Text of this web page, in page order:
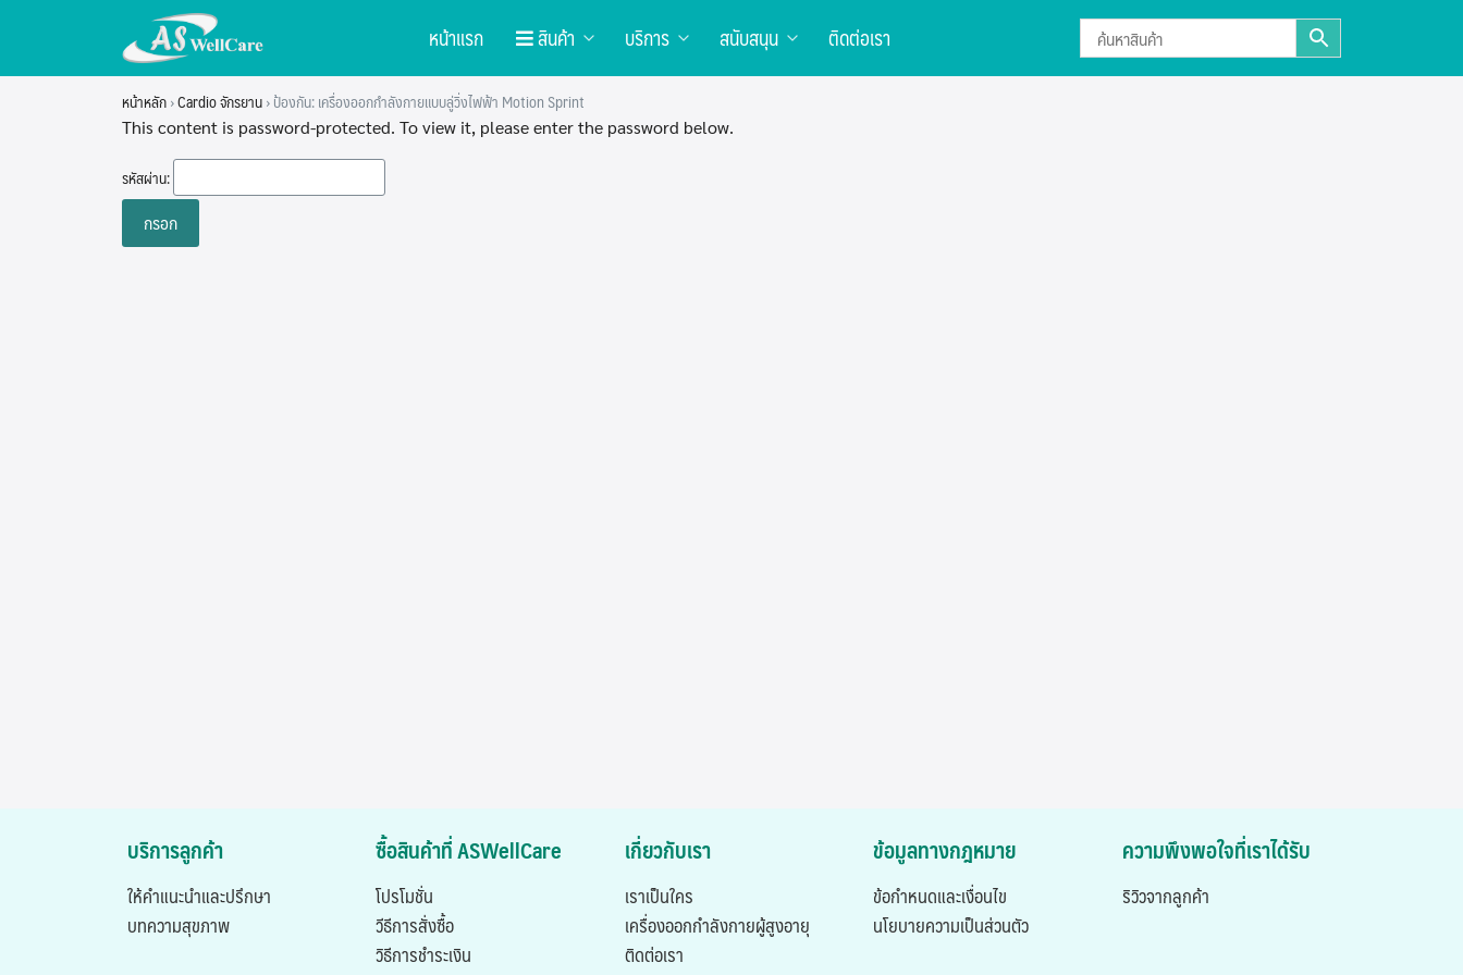
หน้าแรก สินค้า บริการ สนับสนุน ติดต่อเรา
หน้าหลัก›Cardio จักรยาน›ป้องกัน: เครื่องออกกำลังกายแบบลู่วิ่งไฟฟ้า Motion Sprint
This content is password-protected. To view it, please enter the password below.
รหัสผ่าน:
บริการลูกค้า
ให้คำแนะนำและปรึกษา
บทความสุขภาพ
ซื้อสินค้าที่ ASWellCare
โปรโมชั่น
วีธีการสั่งซื้อ
วิธีการชำระเงิน
เกี่ยวกับเรา
เราเป็นใคร
เครื่องออกกำลังกายผู้สูงอายุ
ติดต่อเรา
ข้อมูลทางกฎหมาย
ข้อกำหนดและเงื่อนไข
นโยบายความเป็นส่วนตัว
ความพึงพอใจที่เราได้รับ
ริวิวจากลูกค้า